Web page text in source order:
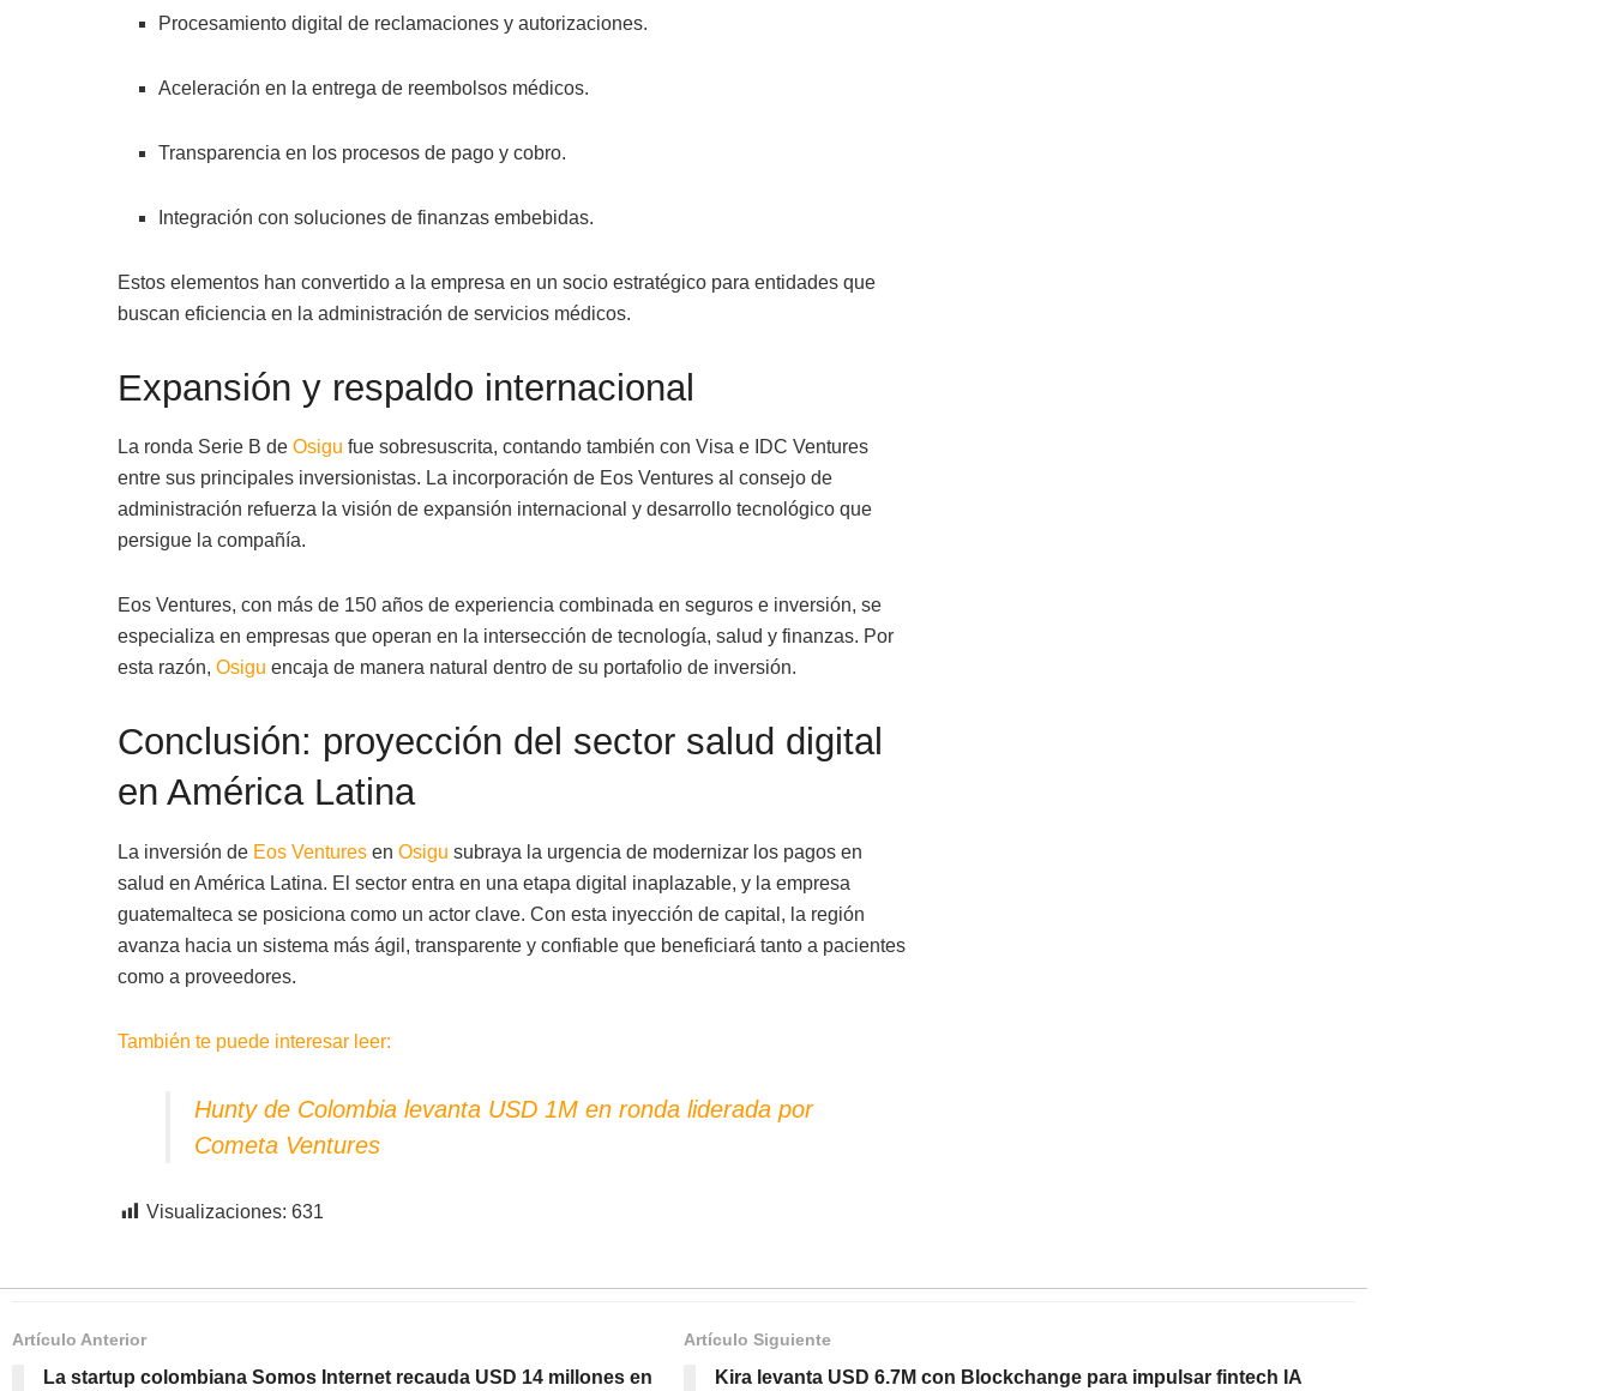
Procesamiento digital de reclamaciones y autorizaciones.
Aceleración en la entrega de reembolsos médicos.
Transparencia en los procesos de pago y cobro.
Integración con soluciones de finanzas embebidas.
Estos elementos han convertido a la empresa en un socio estratégico para entidades que
buscan eficiencia en la administración de servicios médicos.
Expansión y respaldo internacional
La ronda Serie B de Osigu fue sobresuscrita, contando también con Visa e IDC Ventures
entre sus principales inversionistas. La incorporación de Eos Ventures al consejo de
administración refuerza la visión de expansión internacional y desarrollo tecnológico que
persigue la compañía.
Eos Ventures, con más de 150 años de experiencia combinada en seguros e inversión, se
especializa en empresas que operan en la intersección de tecnología, salud y finanzas. Por
esta razón, Osigu encaja de manera natural dentro de su portafolio de inversión.
Conclusión: proyección del sector salud digital
en América Latina
La inversión de Eos Venturesen Osigu subraya la urgencia de modernizar los pagos en
salud en América Latina. El sector entra en una etapa digital inaplazable, y la empresa
guatemalteca se posiciona como un actor clave. Con esta inyección de capital, la región
avanza hacia un sistema más ágil, transparente y confiable que beneficiará tanto a pacientes
como a proveedores.
También te puede interesar leer:
Hunty de Colombia levanta USD 1M en ronda liderada por
Cometa Ventures
Visualizaciones: 631
Artículo Anterior
La startup colombiana Somos Internet recauda USD 14 millones en
Artículo Siguiente
Kira levanta USD 6.7M con Blockchange para impulsar fintech IA